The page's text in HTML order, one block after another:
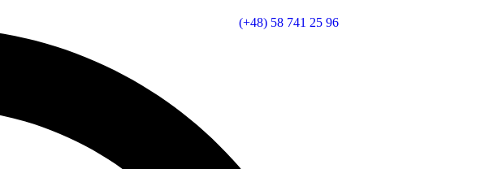
(+48) 58 741 25 96